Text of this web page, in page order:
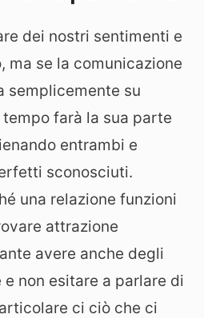
dei nostri sentimenti e
ma se la comunicazione
semplicemente su
farà la sua parte
entrambi e
sconosciuti.
una relazione funzioni
attrazione
avere anche degli
non esitare a parlare di
ci ciò che ci